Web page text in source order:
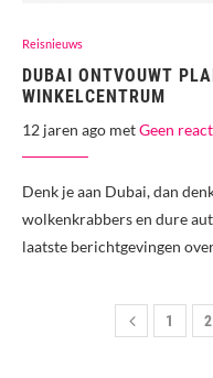
Reisnieuws
DUBAI ONTVOUWT
WINKELCENTRUM
12 jaren ago metGeen
Denk je aan Dubai, dan
wolkenkrabbers en dure
laatste berichtgevingen
1 2